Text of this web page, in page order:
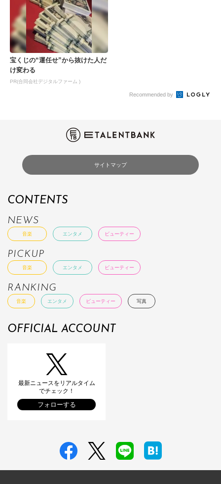
宝くじの“運任せ”から抜けた人だ
け変わる
PR(合同会社デジタルファーム )
Recommended by
サイトマップ
CONTENTS
NEWS
音楽 エンタメ ビューティー
PICKUP
音楽 エンタメ ビューティー
RANKING
音楽 エンタメ ビューティー 写真
OFFICIAL ACCOUNT
最新ニュースをリアルタイム
でチェック！
フォローする